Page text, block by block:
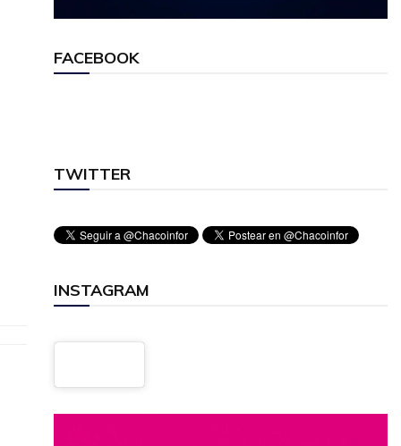
FACEBOOK
TWITTER
INSTAGRAM